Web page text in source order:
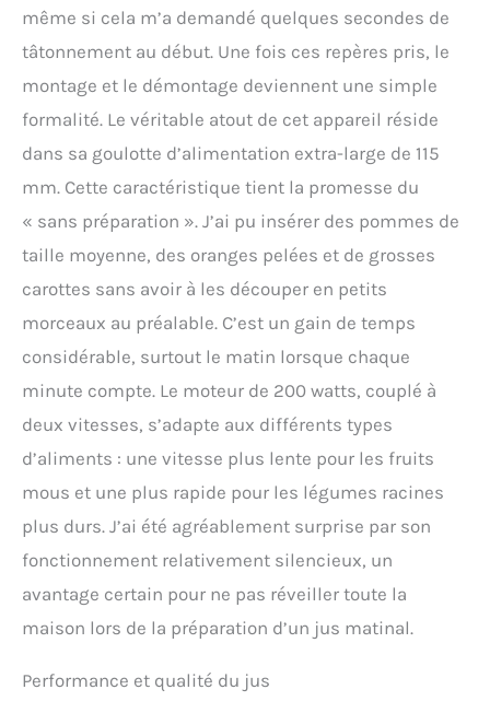
difficiles d'accès. Le
montage et le démontage
sont rapides, et la plupart
des éléments se rincent
appareil polyvalent pour
votre cuisine : Bien plus
jus, le LINKChef permet
également de préparer des
laits d'oléagineux et
d'autres recettes maison.
peuvent être réutilisées
dans des pâtisseries ou
culinaires afin de limiter le
gaspillage. Conçu pour
une utilisation sûre au
quotidien : Le système de
marche arrière permet de
dégager facilement les
éventuels blocages et
d'assurer une extraction
plus fluide. Pour plus de
sécurité, le moteur s'arrête
automatiquement lorsque
pendant le
même si cela m’a demandé quelques secondes de
tâtonnement au début. Une fois ces repères pris, le
montage et le démontage deviennent une simple
formalité. Le véritable atout de cet appareil réside
dans sa goulotte d’alimentation extra-large de 115
mm. Cette caractéristique tient la promesse du
« sans préparation ». J’ai pu insérer des pommes de
taille moyenne, des oranges pelées et de grosses
carottes sans avoir à les découper en petits
morceaux au préalable. C’est un gain de temps
considérable, surtout le matin lorsque chaque
minute compte. Le moteur de 200 watts, couplé à
deux vitesses, s’adapte aux différents types
d’aliments : une vitesse plus lente pour les fruits
mous et une plus rapide pour les légumes racines
plus durs. J’ai été agréablement surprise par son
fonctionnement relativement silencieux, un
avantage certain pour ne pas réveiller toute la
maison lors de la préparation d’un jus matinal.
Performance et qualité du jus